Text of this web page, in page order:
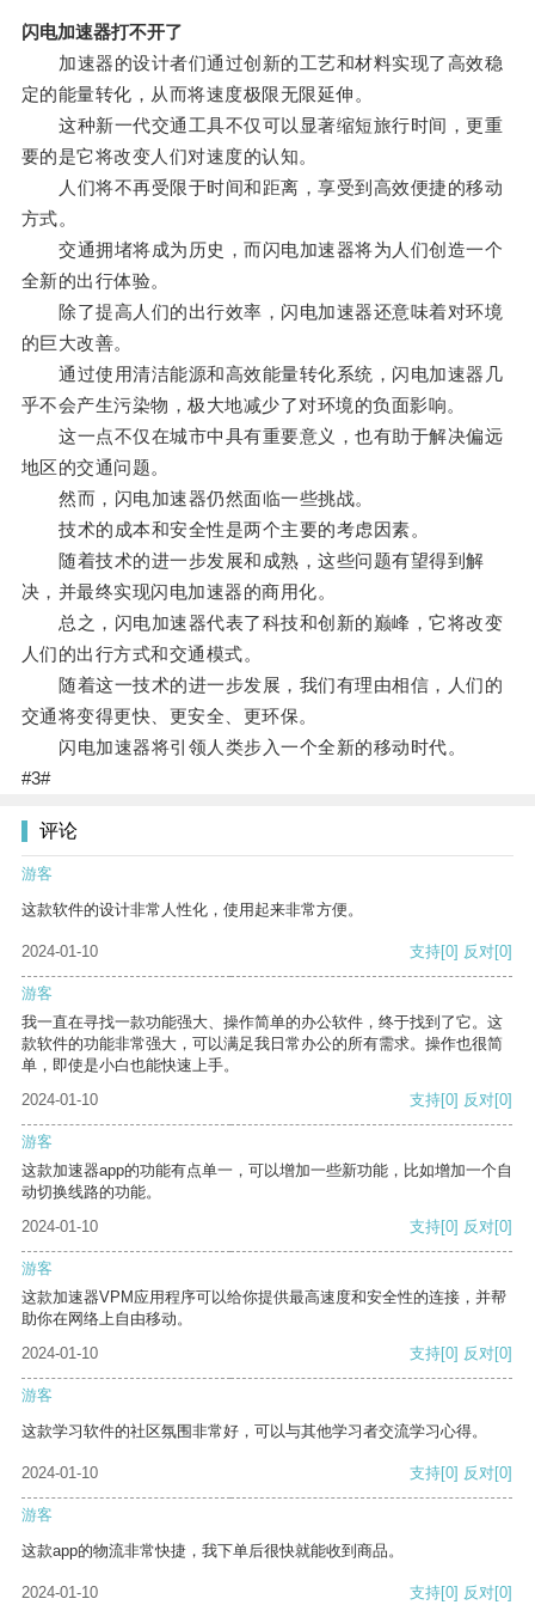
闪电加速器打不开了
加速器的设计者们通过创新的工艺和材料实现了高效稳
定的能量转化，从而将速度极限无限延伸。
这种新一代交通工具不仅可以显著缩短旅行时间，更重
要的是它将改变人们对速度的认知。
人们将不再受限于时间和距离，享受到高效便捷的移动
方式。
交通拥堵将成为历史，而闪电加速器将为人们创造一个
全新的出行体验。
除了提高人们的出行效率，闪电加速器还意味着对环境
的巨大改善。
通过使用清洁能源和高效能量转化系统，闪电加速器几
乎不会产生污染物，极大地减少了对环境的负面影响。
这一点不仅在城市中具有重要意义，也有助于解决偏远
地区的交通问题。
然而，闪电加速器仍然面临一些挑战。
技术的成本和安全性是两个主要的考虑因素。
随着技术的进一步发展和成熟，这些问题有望得到解
决，并最终实现闪电加速器的商用化。
总之，闪电加速器代表了科技和创新的巅峰，它将改变
人们的出行方式和交通模式。
随着这一技术的进一步发展，我们有理由相信，人们的
交通将变得更快、更安全、更环保。
闪电加速器将引领人类步入一个全新的移动时代。
#3#
评论
游客
这款软件的设计非常人性化，使用起来非常方便。
2024-01-10 支持[0] 反对[0]
游客
我一直在寻找一款功能强大、操作简单的办公软件，终于找到了它。这
款软件的功能非常强大，可以满足我日常办公的所有需求。操作也很简
单，即使是小白也能快速上手。
2024-01-10
支持[0] 反对[0]
游客
这款加速器app的功能有点单一，可以增加一些新功能，比如增加一个自
动切换线路的功能。
2024-01-10
支持[0] 反对[0]
游客
这款加速器VPM应用程序可以给你提供最高速度和安全性的连接，并帮
助你在网络上自由移动。
2024-01-10
支持[0] 反对[0]
游客
这款学习软件的社区氛围非常好，可以与其他学习者交流学习心得。
2024-01-10 支持[0] 反对[0]
游客
这款app的物流非常快捷，我下单后很快就能收到商品。
2024-01-10 支持[0] 反对[0]